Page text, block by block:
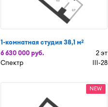
1-комнатная студия 38,1 м2
6 630 000 руб.
2 эт
Спектр
III-28
NEW